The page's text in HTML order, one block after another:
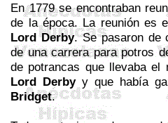
En 1779 se encontraban
de la época. La reunión es
Lord Derby. Se pasaron de
de una carrera para potros
de potrancas que llevaba el
Lord Derbyy que había
Bridget.